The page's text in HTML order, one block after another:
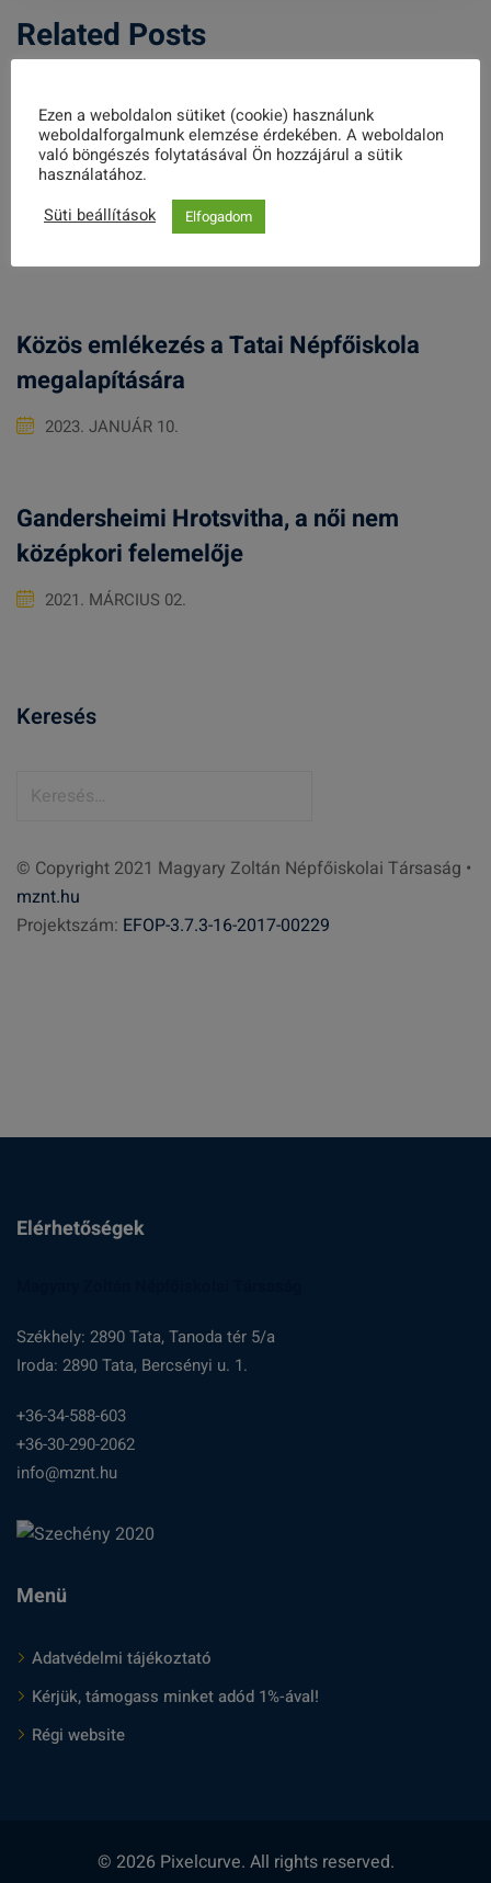
Related Posts
BESZÁMOLÓ a külföldi szakemberek
képzéséről
2021. MÁRCIUS 02.
Közös emlékezés a Tatai Népfőiskola
megalapítására
2023. JANUÁR 10.
Gandersheimi Hrotsvitha, a női nem
középkori felemelője
2021. MÁRCIUS 02.
Keresés
e
s
é
© Copyright 2021 Magyary Zoltán Népfőiskolai Társaság •
mznt.hu
Projektszám: EFOP-3.7.3-16-2017-00229
Elérhetőségek
Székhely: 2890 Tata, Tanoda tér 5/a
Iroda: 2890 Tata, Bercsényi u. 1.
+36-34-588-603
+36-30-290-2062
info@mznt.hu
Menü
Adatvédelmi tájékoztató
Kérjük, támogass minket adód 1%-ával!
Régi website
© 2026 Pixelcurve. All rights reserved.
Ezen a weboldalon sütiket (cookie) használunk
weboldalforgalmunk elemzése érdekében. A weboldalon
való böngészés folytatásával Ön hozzájárul a sütik
használatához.
Süti beállítások
Elfogadom